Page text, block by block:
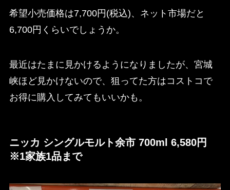
希望小売価格は7,700円(税込)、ネット市場だと
6,700円くらいでしょうか。
最近はたまに見かけるようになりましたが、宮城
峡ほど見かけないので、狙ってた方はコストコで
お得に購入してみてもいいかも。
ニッカ シングルモルト余市 700ml 6,580円
※1家族1品まで